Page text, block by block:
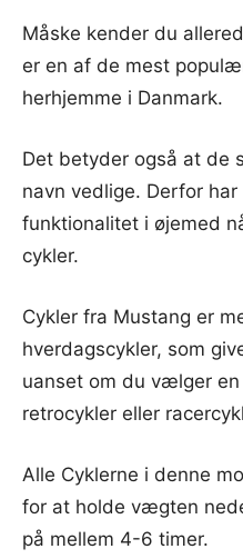
Måske kender du
er en af de mest
herhjemme i Danmark.
Det betyder også at de
navn vedlige. Derfor
funktionalitet i øjemed
cykler.
Cykler fra Mustang er
hverdagscykler, som
uanset om du vælger
retrocykler eller
Alle Cyklerne i denne
for at holde vægten
på mellem 4-6 timer.